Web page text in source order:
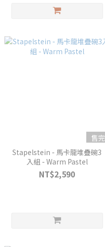
售完
Stapelstein - 馬卡龍堆疊碗3
入組 - Warm Pastel
NT$2,590